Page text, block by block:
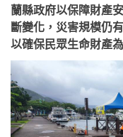
蘭縣政府以保障財產
斷變化，災害規模仍
以確保民眾生命財產